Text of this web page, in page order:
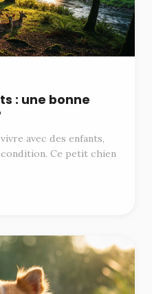
: une bonne
avec des enfants,
condition. Ce petit chien